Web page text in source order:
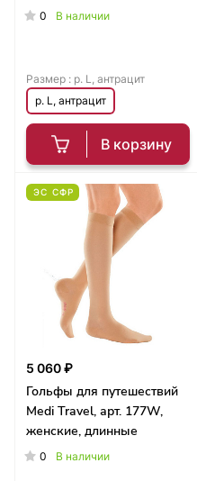
см0 В наличии
В корзину
Размер : р. L, антрацит
р. L, антрацит
ЭС СФР
5 060 ₽
Гольфы для путешествий
Medi Travel, арт. 177W,
женские, длинные
0 В наличии